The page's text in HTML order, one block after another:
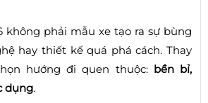
không phải mẫu xe tạo ra sự bùng
hay thiết kế quá phá cách. Thay
hướng đi quen thuộc: bền bỉ,
dụng.